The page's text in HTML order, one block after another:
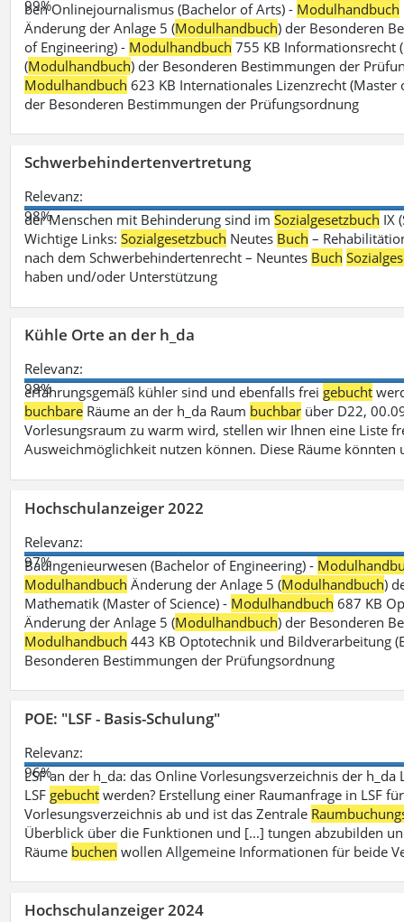
99%
ben Onlinejournalismus (Bachelor of Arts) - Modulhandbuch
Änderung der Anlage 5 (Modulhandbuch) der Besonderen
of Engineering) - Modulhandbuch 755 KB Informationsrecht
(Modulhandbuch) der Besonderen Bestimmungen der
Modulhandbuch 623 KB Internationales Lizenzrecht (Master
der Besonderen Bestimmungen der Prüfungsordnung
Schwerbehindertenvertretung
Relevanz:
98%
der Menschen mit Behinderung sind imSozialgesetzbuch IX
Wichtige Links:Sozialgesetzbuch Neutes Buch –
nach dem Schwerbehindertenrecht – Neuntes Buch
haben und/oder Unterstützung
Kühle Orte an der h_da
Relevanz:
98%
erfahrungsgemäß kühler sind und ebenfalls frei gebucht
buchbare Räume an der h_da Raum buchbar über D22,
Vorlesungsraum zu warm wird, stellen wir Ihnen eine Liste
Ausweichmöglichkeit nutzen können. Diese Räume könnten
Hochschulanzeiger 2022
Relevanz:
97%
Bauingenieurwesen (Bachelor of Engineering) -
Modulhandbuch Änderung der Anlage 5 (Modulhandbuch)
Mathematik (Master of Science) - Modulhandbuch 687 KB
Änderung der Anlage 5 (Modulhandbuch) der Besonderen
Modulhandbuch 443 KB Optotechnik und Bildverarbeitung
Besonderen Bestimmungen der Prüfungsordnung
POE: "LSF - Basis-Schulung"
Relevanz:
96%
LSF an der h_da: das Online Vorlesungsverzeichnis der h_da
LSF gebucht werden? Erstellung einer Raumanfrage in LSF
Vorlesungsverzeichnis ab und ist das Zentrale
Überblick über die Funktionen und [...] tungen abzubilden
Räume buchen wollen Allgemeine Informationen für beide
Hochschulanzeiger 2024